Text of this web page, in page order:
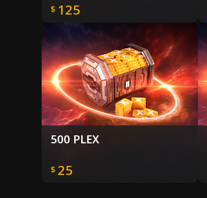
$ 125
500 PLEX
$ 25